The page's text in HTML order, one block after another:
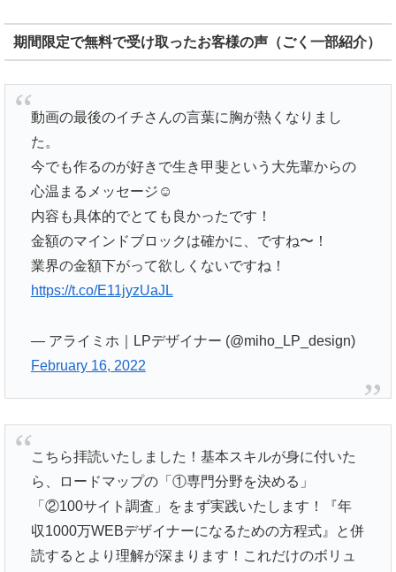
期間限定で無料で受け取ったお客様の声（ごく一部紹介）
動画の最後のイチさんの言葉に胸が熱くなりまし
た。
今でも作るのが好きで生き甲斐という大先輩からの
心温まるメッセージ☺️
内容も具体的でとても良かったです！
金額のマインドブロックは確かに、ですね〜！
業界の金額下がって欲しくないですね！
https://t.co/E11jyzUaJL
— アライミホ｜LPデザイナー (@miho_LP_design)
February 16, 2022
こちら拝読いたしました！基本スキルが身に付いた
ら、ロードマップの「①専門分野を決める」
「②100サイト調査」をまず実践いたします！『年
収1000万WEBデザイナーになるための方程式』と併
読するとより理解が深まります！これだけのボリュ